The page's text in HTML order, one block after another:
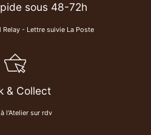
sous 48-72h
- Lettre suivie La Poste
& Collect
l'Atelier sur rdv